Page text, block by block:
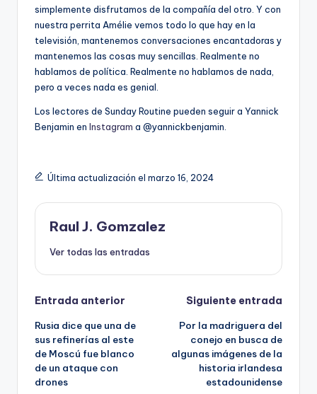
simplemente disfrutamos de la compañía del otro. Y con
nuestra perrita Amélie vemos todo lo que hay en la
televisión, mantenemos conversaciones encantadoras y
mantenemos las cosas muy sencillas. Realmente no
hablamos de política. Realmente no hablamos de nada,
pero a veces nada es genial.
Los lectores de Sunday Routine pueden seguir a Yannick
Benjamin en Instagram a @yannickbenjamin.
Última actualización el marzo 16, 2024
Raul J. Gomzalez
Ver todas las entradas
Navegación
de
entradas
Entrada anterior
Rusia dice que una de
sus refinerías al este
de Moscú fue blanco
de un ataque con
drones
Siguiente entrada
Por la madriguera del
conejo en busca de
algunas imágenes de la
historia irlandesa
estadounidense